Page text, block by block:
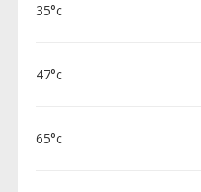
35°c
47°c
65°c